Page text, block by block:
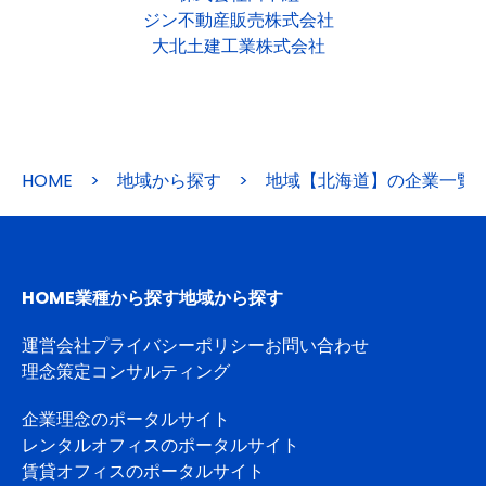
ジン不動産販売株式会社
大北土建工業株式会社
HOME > 地域から探す > 地域【北海道】の企業一覧
HOME業種から探す地域から探す
運営会社プライバシーポリシーお問い合わせ
理念策定コンサルティング
企業理念のポータルサイト
レンタルオフィスのポータルサイト
賃貸オフィスのポータルサイト